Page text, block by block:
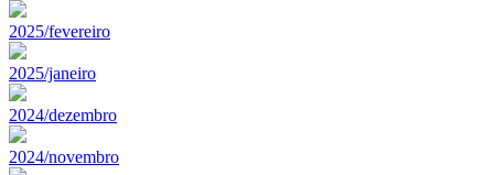
2025/fevereiro
2025/janeiro
2024/dezembro
2024/novembro